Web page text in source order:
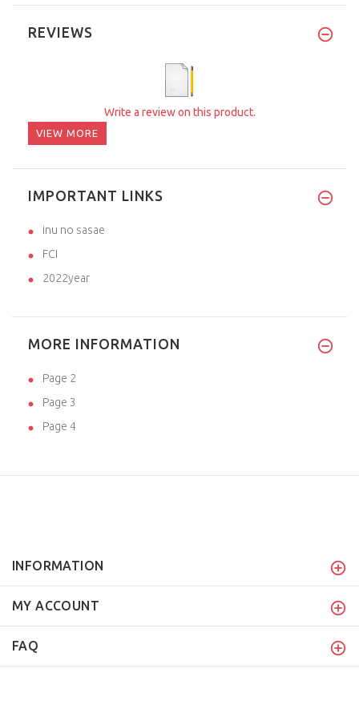
REVIEWS
Write a review on this product.
VIEW MORE
IMPORTANT LINKS
inu no sasae
FCI
2022year
MORE INFORMATION
Page 2
Page 3
Page 4
INFORMATION
MY ACCOUNT
FAQ